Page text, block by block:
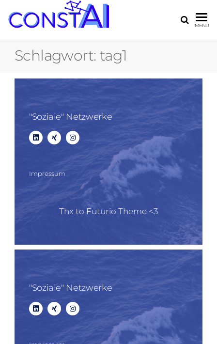
CONSTAI
Industrie
MENÜ
Schlagwort: tag1
"Soziale" Netzwerke
Impressum
Thx to Futurio Theme <3
"Soziale" Netzwerke